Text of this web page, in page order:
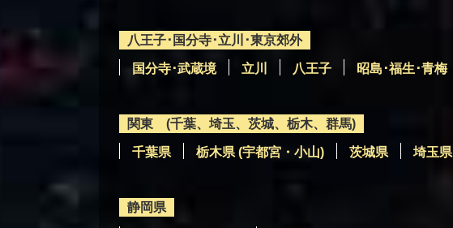
八王子･国分寺･立川･東京郊外
国分寺･武蔵境 立川 八王子 昭島･福生･青梅
関東 (千葉、埼玉、茨城、栃木、群馬)
千葉県 栃木県 (宇都宮・小山) 茨城県 埼玉県
静岡県